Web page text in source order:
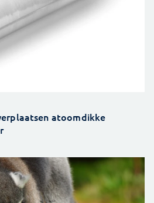
atoomdikke